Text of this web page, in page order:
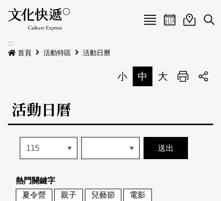
Menu
最新公告
本期專題
歷史專題
活動特區
活動列表
地圖搜尋
關於我們
關於我們
會員基本資料
活動日曆活動地圖
展
:::
首頁
活動特區 活動日曆
小 中 大 列印
活動日曆
熱門關鍵字
夏令營
親子 兒藝節
電影